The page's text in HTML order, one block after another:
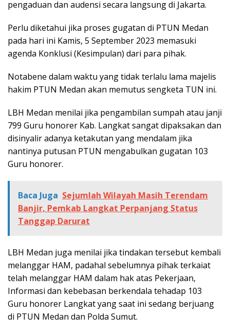
pengaduan dan audensi secara langsung di Jakarta.
Perlu diketahui jika proses gugatan di PTUN Medan
pada hari ini Kamis, 5 September 2023 memasuki
agenda Konklusi (Kesimpulan) dari para pihak.
Notabene dalam waktu yang tidak terlalu lama majelis
hakim PTUN Medan akan memutus sengketa TUN ini.
LBH Medan menilai jika pengambilan sumpah atau janji
799 Guru honorer Kab. Langkat sangat dipaksakan dan
disinyalir adanya ketakutan yang mendalam jika
nantinya putusan PTUN mengabulkan gugatan 103
Guru honorer.
Baca Juga Sejumlah Wilayah Masih Terendam
Banjir, Pemkab Langkat Perpanjang Status
Tanggap Darurat
LBH Medan juga menilai jika tindakan tersebut kembali
melanggar HAM, padahal sebelumnya pihak terkaiat
telah melanggar HAM dalam hak atas Pekerjaan,
Informasi dan kebebasan berkendala tehadap 103
Guru honorer Langkat yang saat ini sedang berjuang
di PTUN Medan dan Polda Sumut.